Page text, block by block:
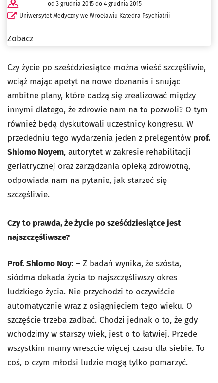
od 3 grudnia 2015 do 4 grudnia 2015
Uniwersytet Medyczny we Wrocławiu Katedra Psychiatrii
Zobacz
Czy życie po sześćdziesiątce można wieść szczęśliwie,
wciąż mając apetyt na nowe doznania i snując
ambitne plany, które dadzą się zrealizować między
innymi dlatego, że zdrowie nam na to pozwoli? O tym
również będą dyskutowali uczestnicy kongresu. W
przededniu tego wydarzenia jeden z prelegentów prof.
Shlomo Noyem, autorytet w zakresie rehabilitacji
geriatrycznej oraz zarządzania opieką zdrowotną,
odpowiada nam na pytanie, jak starzeć się
szczęśliwie.
Czy to prawda, że życie po sześćdziesiątce jest
najszczęśliwsze?
Prof. Shlomo Noy: – Z badań wynika, że szósta,
siódma dekada życia to najszczęśliwszy okres
ludzkiego życia. Nie przychodzi to oczywiście
automatycznie wraz z osiągnięciem tego wieku. O
szczęście trzeba zadbać. Chodzi jednak o to, że gdy
wchodzimy w starszy wiek, jest o to łatwiej. Przede
wszystkim mamy wreszcie więcej czasu dla siebie. To
coś, o czym młodsi ludzie mogą tylko pomarzyć.